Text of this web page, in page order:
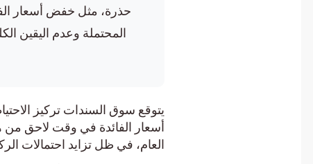
حذرة، مثل خفض أسعار
المحتملة وعدم اليقين
يتوقع سوق السندات تركيز
أسعار الفائدة في وقت لاحق من
العام، في ظل تزايد احتمالات